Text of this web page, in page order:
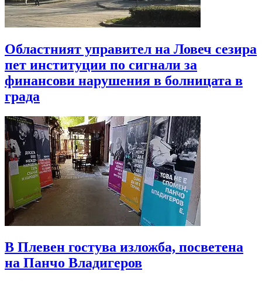
Областният управител на Ловеч сезира
пет институции по сигнали за
финансови нарушения в болницата в
града
В Плевен гостува изложба, посветена
на Панчо Владигеров